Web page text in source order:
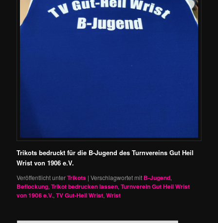
Trikots bedruckt für die B-Jugend des Turnvereins Gut Heil
Wrist von 1906 e.V.
Veröffentlicht unterTrikots |Verschlagwortet mit B-Jugend,
Beflockung,Trikot bedrucken lassen,Turnverein Gut Heil Wrist
von 1906 e.V.,TV Gut-Heil Wrist,Wrist